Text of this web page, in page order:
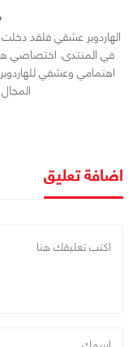
في المنتدى. اختصاصي هو
اهتمامي وعشقي
اضافة تعليق